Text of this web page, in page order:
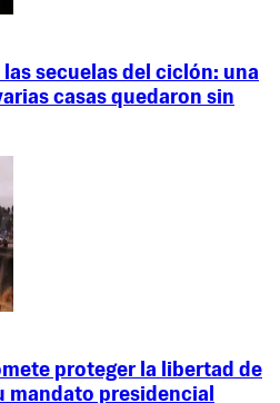
secuelas del ciclón: una
casas quedaron sin
proteger la libertad de
mandato presidencial